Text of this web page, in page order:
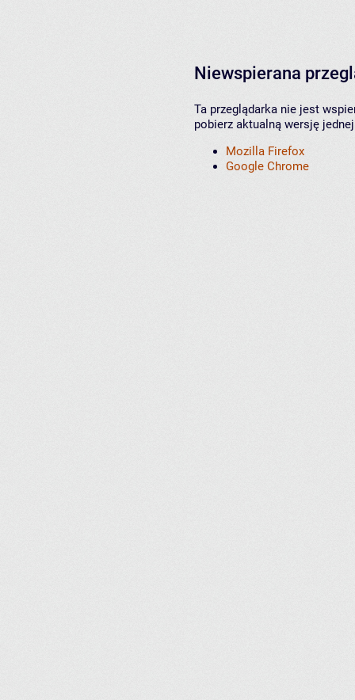
Niewspierana
Ta przeglądarka nie jest
pobierz aktualną wersję
Mozilla Firefox
Google Chrome